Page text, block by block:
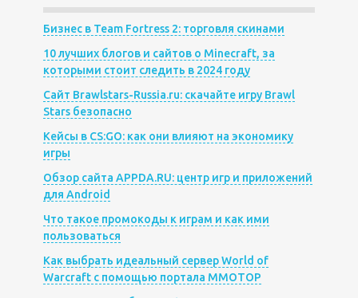
Бизнес в Team Fortress 2: торговля скинами
10 лучших блогов и сайтов о Minecraft, за
которыми стоит следить в 2024 году
Сайт Brawlstars-Russia.ru: скачайте игру Brawl
Stars безопасно
Кейсы в CS:GO: как они влияют на экономику
игры
Обзор сайта APPDA.RU: центр игр и приложений
для Android
Что такое промокоды к играм и как ими
пользоваться
Как выбрать идеальный сервер World of
Warcraft с помощью портала MMOTOP